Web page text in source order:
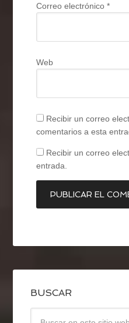
Correo electrónico*
Web
Recibir un correo
comentarios a esta
Recibir un correo
entrada.
BUSCAR